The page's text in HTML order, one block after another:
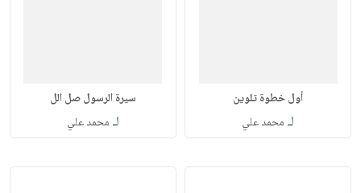
أول خطوة تلوين
لـ محمد علي
سيرة الرسول صل الل
لـ محمد علي